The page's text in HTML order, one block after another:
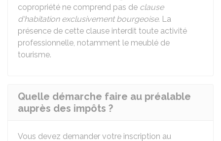
copropriété ne comprend pas de clause
d'habitation exclusivement bourgeoise. La
présence de cette clause interdit toute activité
professionnelle, notamment le meublé de
tourisme.
Quelle démarche faire au préalable
auprès des impôts ?
Vous devez demander votre inscription au